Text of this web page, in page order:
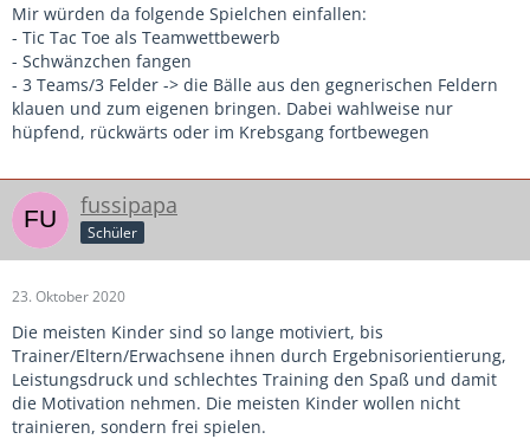
Mir würden da folgende Spielchen einfallen:
- Tic Tac Toe als Teamwettbewerb
- Schwänzchen fangen
- 3 Teams/3 Felder -> die Bälle aus den gegnerischen Feldern
klauen und zum eigenen bringen. Dabei wahlweise nur
hüpfend, rückwärts oder im Krebsgang fortbewegen
fussipapa
Schüler
23. Oktober 2020
Die meisten Kinder sind so lange motiviert, bis
Trainer/Eltern/Erwachsene ihnen durch Ergebnisorientierung,
Leistungsdruck und schlechtes Training den Spaß und damit
die Motivation nehmen. Die meisten Kinder wollen nicht
trainieren, sondern frei spielen.